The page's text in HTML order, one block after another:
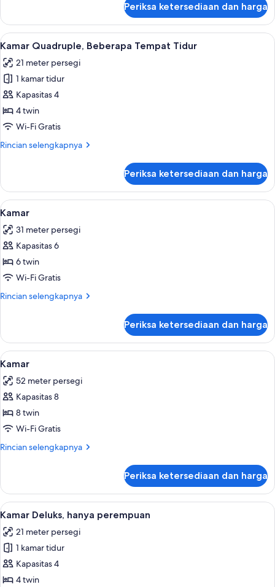
Studio,
Tempat
King
Periksa ketersediaan dan harga
Lihat
semua
foto
untuk
Kamar
Quadruple,
Beberapa
Tidur
1 kamar tidur, seprai katun Mesir,
3
Kamar Quadruple, Beberapa Tempat Tidur
21 meter persegi
1 kamar tidur
Kapasitas 4
4 twin
Wi-Fi Gratis
Rincian selengkapnya
Rincian
Kamar
Quadruple,
Beberapa
Tidur
Periksa ketersediaan dan harga
Lihat
semua
foto
untuk
Kamar
1 kamar tidur, seprai katun Mesir,
3
Kamar
31 meter persegi
Kapasitas 6
6 twin
Wi-Fi Gratis
Rincian selengkapnya
Rincian
Kamar
Periksa ketersediaan dan harga
Lihat
semua
foto
untuk
Kamar
1 kamar tidur, seprai katun Mesir,
6
Kamar
52 meter persegi
Kapasitas 8
8 twin
Wi-Fi Gratis
Rincian selengkapnya
Rincian
Kamar
Periksa ketersediaan dan harga
Lihat
semua
foto
untuk
Kamar
Deluks,
1 kamar tidur, seprai katun Mesir,
5
Kamar Deluks, hanya perempuan
21 meter persegi
1 kamar tidur
Kapasitas 4
4 twin